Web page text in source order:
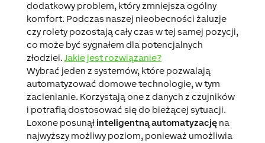
dodatkowy problem, który zmniejsza ogólny
komfort. Podczas naszej nieobecności żaluzje
czy rolety pozostają cały czas w tej samej pozycji,
co może być sygnałem dla potencjalnych
złodziei. Jakie jest rozwiązanie?
Wybrać jeden z systemów, które pozwalają
automatyzować domowe technologie, w tym
zacienianie. Korzystają one z danych z czujników
i potrafią dostosować się do bieżącej sytuacji.
Loxone posunąłinteligentną automatyzację na
najwyższy możliwy poziom, ponieważ umożliwia